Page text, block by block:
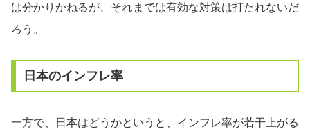
は分かりかねるが、それまでは有効な対策は打たれないだ
ろう。
日本のインフレ率
一方で、日本はどうかというと、インフレ率が若干上がる